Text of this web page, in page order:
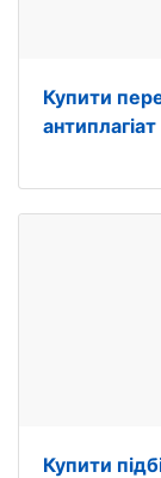
Купити
антиплагіат
Купити